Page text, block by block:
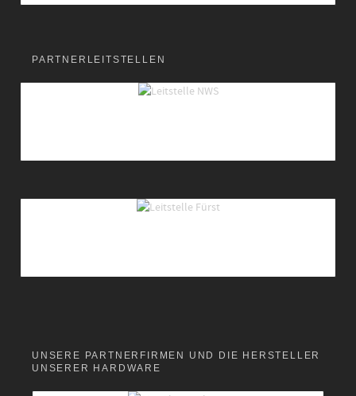
PARTNERLEITSTELLEN
UNSERE PARTNERFIRMEN UND DIE HERSTELLER
UNSERER HARDWARE